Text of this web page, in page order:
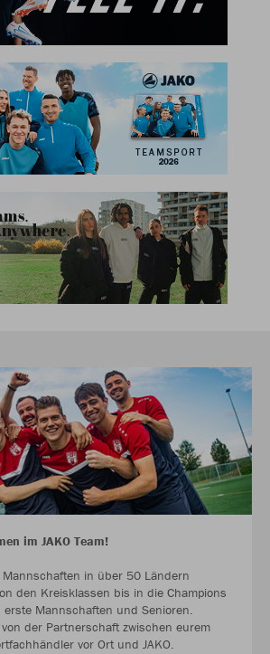
im JAKO Team!
in über 50 Ländern
den Kreisklassen bis in die Champions
erste Mannschaften und Senioren.
der Partnerschaft zwischen eurem
vor Ort und JAKO.